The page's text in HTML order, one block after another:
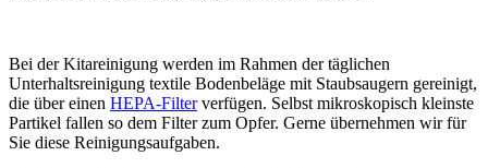
Bei der Kitareinigung werden im Rahmen der täglichen
Unterhaltsreinigung textile Bodenbeläge mit Staubsaugern gereinigt,
die über einen HEPA-Filterverfügen. Selbst mikroskopisch kleinste
Partikel fallen so dem Filter zum Opfer. Gerne übernehmen wir für
Sie diese Reinigungsaufgaben.